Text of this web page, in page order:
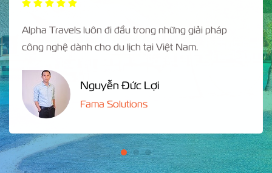
Alpha Travels luôn đi đầu trong những giải pháp
công nghệ dành cho du lịch tại Việt Nam.
Nguyễn Đức Lợi
Fama Solutions